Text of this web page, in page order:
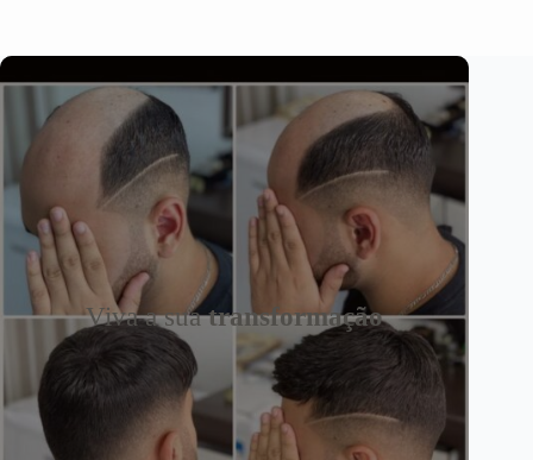
Viva a suatransformação